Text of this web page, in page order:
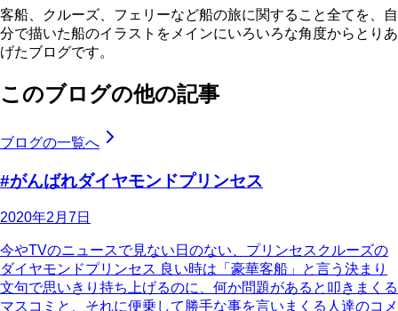
客船、クルーズ、フェリーなど船の旅に関すること全てを、自
分で描いた船のイラストをメインにいろいろな角度からとりあ
げたブログです。
このブログの他の記事
ブログの一覧へ
#がんばれダイヤモンドプリンセス
2020年2月7日
今やTVのニュースで見ない日のない、プリンセスクルーズの
ダイヤモンドプリンセス 良い時は「豪華客船」と言う決まり
文句で思いきり持ち上げるのに、何か問題があると叩きまくる
マスコミと、それに便乗して勝手な事を言いまくる人達のコメ